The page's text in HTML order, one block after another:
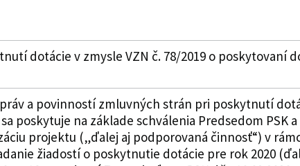
dotácie v zmysle VZN č. 78/2019 o
a povinností zmluvných strán pri poskytnutí
poskytuje na základe schválenia Predsedom PSK
projektu („ďalej aj podporovaná činnosť“) v
žiadostí o poskytnutie dotácie pre rok 2020